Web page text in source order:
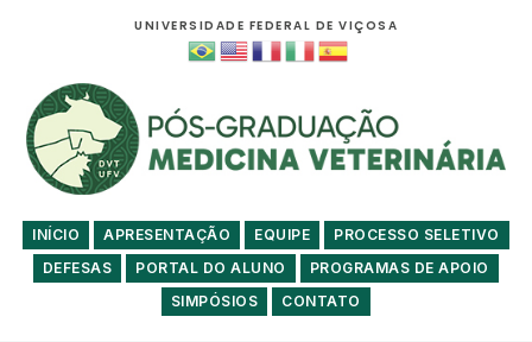
UNIVERSIDADE FEDERAL DE VIÇOSA
INÍCIO APRESENTAÇÃO EQUIPE
PROCESSO SELETIVO
DEFESAS
PORTAL DO ALUNO
PROGRAMAS DE APOIO
SIMPÓSIOS
CONTATO